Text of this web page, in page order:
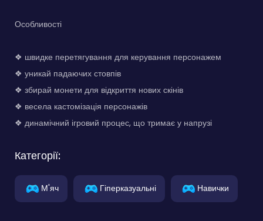
Особливості
❖ швидке перетягування для керування персонажем
❖ уникай падаючих стовпів
❖ збирай монети для відкриття нових скінів
❖ весела кастомізація персонажів
❖ динамічний ігровий процес, що тримає у напрузі
Категорії:
М'яч Гіперказуальні Навички